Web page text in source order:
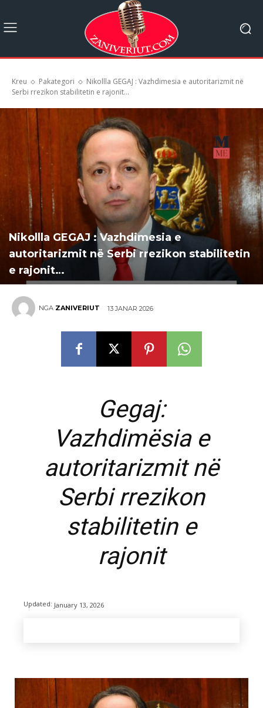
Kreu Pakategori
Nikollla GEGAJ : Vazhdimesia e autoritarizmit në
Serbi rrezikon stabilitetin e rajonit...
Nikollla GEGAJ : Vazhdimesia e
autoritarizmit në Serbi rrezikon stabilitetin
e rajonit…
NGA ZANIVERIUT 13 JANAR 2026
Gegaj:
Vazhdimësia e
autoritarizmit në
Serbi rrezikon
stabilitetin e
rajonit
Updated: January 13, 2026